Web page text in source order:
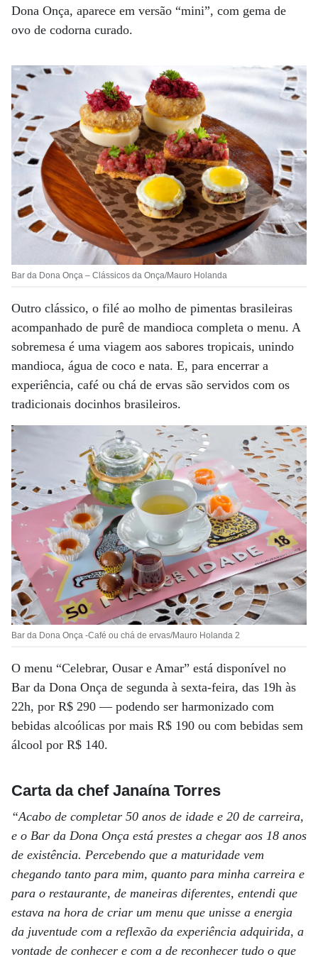
Dona Onça, aparece em versão “mini”, com gema de
ovo de codorna curado.
Bar da Dona Onça – Clássicos da Onça/Mauro Holanda
Outro clássico, o filé ao molho de pimentas brasileiras
acompanhado de purê de mandioca completa o menu. A
sobremesa é uma viagem aos sabores tropicais, unindo
mandioca, água de coco e nata. E, para encerrar a
experiência, café ou chá de ervas são servidos com os
tradicionais docinhos brasileiros.
Bar da Dona Onça -Café ou chá de ervas/Mauro Holanda 2
O menu “Celebrar, Ousar e Amar” está disponível no
Bar da Dona Onça de segunda à sexta-feira, das 19h às
22h, por R$ 290 — podendo ser harmonizado com
bebidas alcoólicas por mais R$ 190 ou com bebidas sem
álcool por R$ 140.
Carta da chef Janaína Torres
“Acabo de completar 50 anos de idade e 20 de carreira,
e o Bar da Dona Onça está prestes a chegar aos 18 anos
de existência. Percebendo que a maturidade vem
chegando tanto para mim, quanto para minha carreira e
para o restaurante, de maneiras diferentes, entendi que
estava na hora de criar um menu que unisse a energia
da juventude com a reflexão da experiência adquirida, a
vontade de conhecer e com a de reconhecer tudo o que